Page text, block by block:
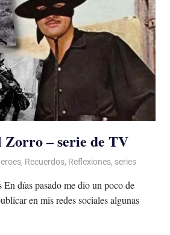
Zorro – serie de TV
Poco
, Recuerdos, Reflexiones, series
días pasado me dio un poco de
en mis redes sociales algunas